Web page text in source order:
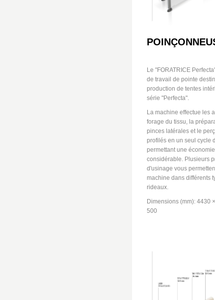
Le "FORATRICE
de travail de pointe
production de tentes
série "Perfecta".
La machine effectue les
forage du tissu, la
pinces latérales et le
profilés en un seul cycle
permettant une
considérable. Plusieurs
d'usinage vous
machine dans différents
rideaux.
Dimensions (mm): 4430
500